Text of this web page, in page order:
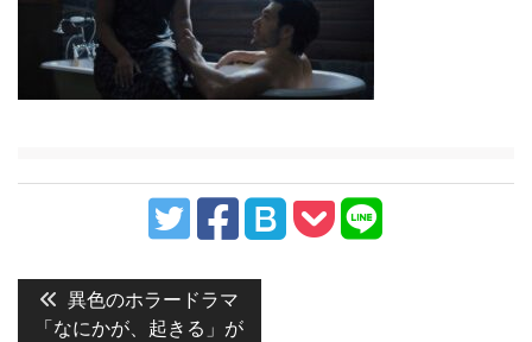
Previous
post:
異色のホラードラマ
「なにかが、起きる」が